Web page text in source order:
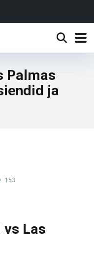
Palmas
ja
153
vs Las